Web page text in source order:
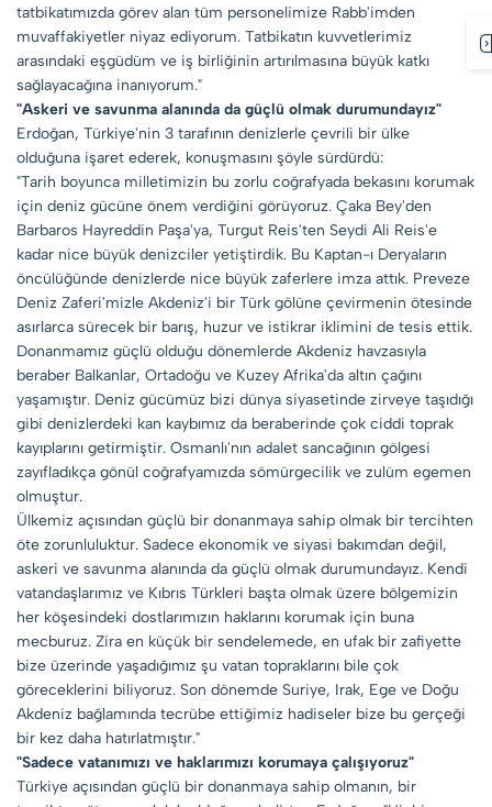
tatbikatımızda görev alan tüm personelimize Rabb'imden
muvaffakiyetler niyaz ediyorum. Tatbikatın kuvvetlerimiz
arasındaki eşgüdüm ve iş birliğinin artırılmasına büyük katkı
sağlayacağına inanıyorum."
"Askeri ve savunma alanında da güçlü olmak durumundayız"
Erdoğan, Türkiye'nin 3 tarafının denizlerle çevrili bir ülke
olduğuna işaret ederek, konuşmasını şöyle sürdürdü:
"Tarih boyunca milletimizin bu zorlu coğrafyada bekasını korumak
için deniz gücüne önem verdiğini görüyoruz. Çaka Bey'den
Barbaros Hayreddin Paşa'ya, Turgut Reis'ten Seydi Ali Reis'e
kadar nice büyük denizciler yetiştirdik. Bu Kaptan-ı Deryaların
öncülüğünde denizlerde nice büyük zaferlere imza attık. Preveze
Deniz Zaferi'mizle Akdeniz'i bir Türk gölüne çevirmenin ötesinde
asırlarca sürecek bir barış, huzur ve istikrar iklimini de tesis ettik.
Donanmamız güçlü olduğu dönemlerde Akdeniz havzasıyla
beraber Balkanlar, Ortadoğu ve Kuzey Afrika'da altın çağını
yaşamıştır. Deniz gücümüz bizi dünya siyasetinde zirveye taşıdığı
gibi denizlerdeki kan kaybımız da beraberinde çok ciddi toprak
kayıplarını getirmiştir. Osmanlı'nın adalet sancağının gölgesi
zayıfladıkça gönül coğrafyamızda sömürgecilik ve zulüm egemen
olmuştur.
Ülkemiz açısından güçlü bir donanmaya sahip olmak bir tercihten
öte zorunluluktur. Sadece ekonomik ve siyasi bakımdan değil,
askeri ve savunma alanında da güçlü olmak durumundayız. Kendi
vatandaşlarımız ve Kıbrıs Türkleri başta olmak üzere bölgemizin
her köşesindeki dostlarımızın haklarını korumak için buna
mecburuz. Zira en küçük bir sendelemede, en ufak bir zafiyette
bize üzerinde yaşadığımız şu vatan topraklarını bile çok
göreceklerini biliyoruz. Son dönemde Suriye, Irak, Ege ve Doğu
Akdeniz bağlamında tecrübe ettiğimiz hadiseler bize bu gerçeği
bir kez daha hatırlatmıştır."
"Sadece vatanımızı ve haklarımızı korumaya çalışıyoruz"
Türkiye açısından güçlü bir donanmaya sahip olmanın, bir